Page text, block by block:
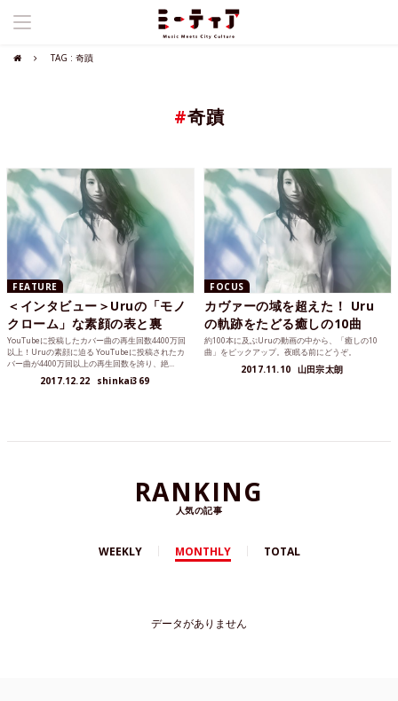
TAG : 奇蹟
#奇蹟
FEATURE
＜インタビュー＞Uruの「モノ
クローム」な素顔の表と裏
YouTubeに投稿したカバー曲の再生回数4400万回
以上！Uruの素顔に迫る YouTubeに投稿されたカ
バー曲が4400万回以上の再生回数を誇り、絶...
2017.12.22 shinkai369
FOCUS
カヴァーの域を超えた！ Uru
の軌跡をたどる癒しの10曲
約100本に及ぶUruの動画の中から、「癒しの10
曲」をピックアップ。夜眠る前にどうぞ。
2017.11.10 山田宗太朗
RANKING
人気の記事
WEEKLY MONTHLY TOTAL
データがありません